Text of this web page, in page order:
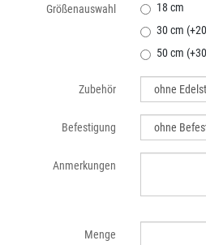
Größenauswahl
18 cm
30 cm
50 cm
Zubehör
Befestigung
Anmerkungen
Menge